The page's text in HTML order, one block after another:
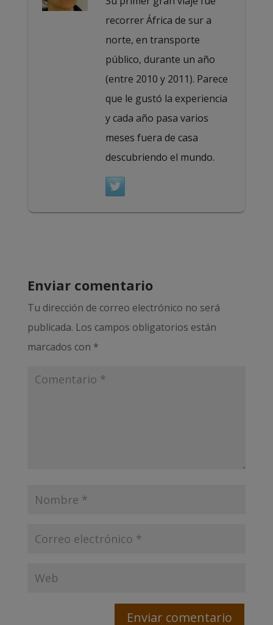
recorrer África de sur a
norte, en transporte
público, durante un año
(entre 2010 y 2011). Parece
que le gustó la experiencia
y cada año pasa varios
meses fuera de casa
descubriendo el mundo.
Enviar comentario
Tu dirección de correo electrónico no será
publicada. Los campos obligatorios están
marcados con *